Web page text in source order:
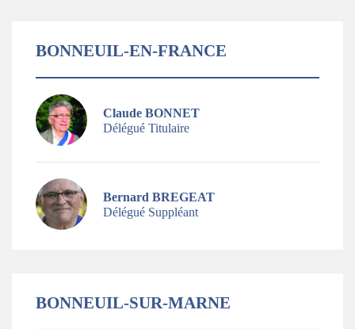
BONNEUIL-EN-FRANCE
Claude BONNET
Délégué Titulaire
Bernard BREGEAT
Délégué Suppléant
BONNEUIL-SUR-MARNE